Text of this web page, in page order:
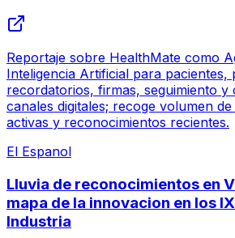
Reportaje sobre HealthMate como
Inteligencia Artificial para pacientes,
recordatorios, firmas, seguimiento
canales digitales; recoge volumen
activas y reconocimientos recientes.
El Espanol
Lluvia de reconocimientos en
mapa de la innovacion en los
Industria